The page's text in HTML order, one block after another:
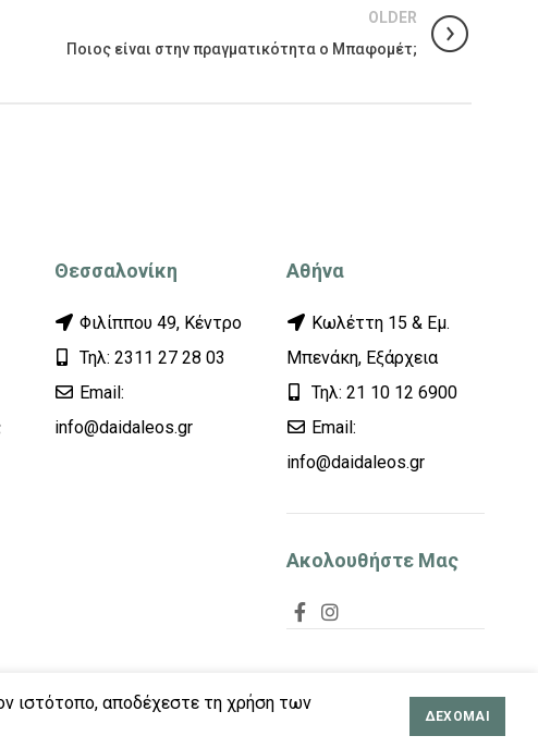
OLDER
Ποιος είναι στην πραγματικότητα ο Μπαφομέτ;
Θεσσαλονίκη
Φιλίππου 49, Κέντρο
Τηλ: 2311 27 28 03
Εmail:
info@daidaleos.gr
Αθήνα
Κωλέττη 15 & Εμ.
Μπενάκη, Εξάρχεια
Τηλ: 21 10 12 6900
Εmail:
info@daidaleos.gr
Ακολουθήστε Μας
ιστότοπο, αποδέχεστε τη χρήση των
ΔΈΧΟΜΑΙ